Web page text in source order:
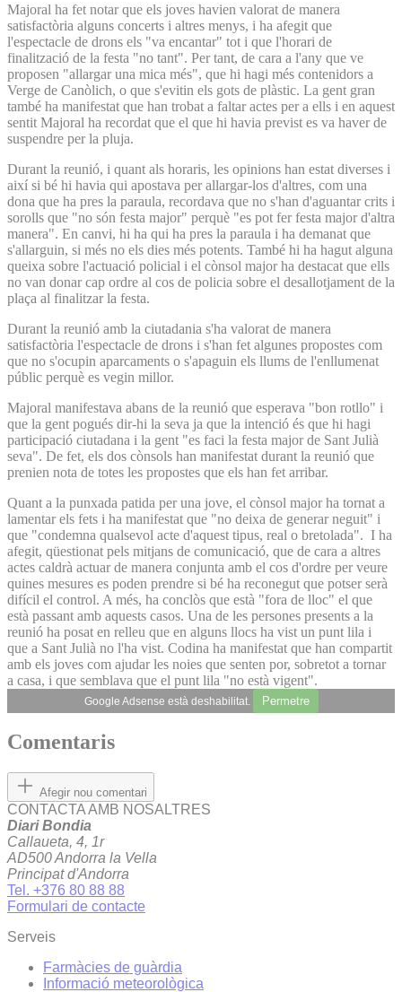
Majoral ha fet notar que els joves havien valorat de manera
satisfactòria alguns concerts i altres menys, i ha afegit que
l'espectacle de drons els "va encantar" tot i que l'horari de
finalització de la festa "no tant". Per tant, de cara a l'any que ve
proposen "allargar una mica més", que hi hagi més contenidors a
Verge de Canòlich, o que s'evitin els gots de plàstic. La gent gran
també ha manifestat que han trobat a faltar actes per a ells i en aquest
sentit Majoral ha recordat que el que hi havia previst es va haver de
suspendre per la pluja.
Durant la reunió, i quant als horaris, les opinions han estat diverses i
així si bé hi havia qui apostava per allargar-los d'altres, com una
dona que ha pres la paraula, recordava que no s'han d'aguantar crits i
sorolls que "no són festa major" perquè "es pot fer festa major d'altra
manera". En canvi, hi ha qui ha pres la paraula i ha demanat que
s'allarguin, si més no els dies més potents. També hi ha hagut alguna
queixa sobre l'actuació policial i el cònsol major ha destacat que ells
no van donar cap ordre al cos de policia sobre el desallotjament de la
plaça al finalitzar la festa.
Durant la reunió amb la ciutadania s'ha valorat de manera
satisfactòria l'espectacle de drons i s'han fet algunes propostes com
que no s'ocupin aparcaments o s'apaguin els llums de l'enllumenat
públic perquè es vegin millor.
Majoral manifestava abans de la reunió que esperava "bon rotllo" i
que la gent pogués dir-hi la seva ja que la intenció és que hi hagi
participació ciutadana i la gent "es faci la festa major de Sant Julià
seva". De fet, els dos cònsols han manifestat durant la reunió que
prenien nota de totes les propostes que els han fet arribar.
Quant a la punxada patida per una jove, el cònsol major ha tornat a
lamentar els fets i ha manifestat que "no deixa de generar neguit" i
que "condemna qualsevol acte d'aquest tipus, real o bretolada". I ha
afegit, qüestionat pels mitjans de comunicació, que de cara a altres
actes caldrà actuar de manera conjunta amb el cos d'ordre per veure
quines mesures es poden prendre si bé ha reconegut que potser serà
difícil el control. A més, ha conclòs que està "fora de lloc" el que
està passant amb aquests casos. Una de les persones presents a la
reunió ha posat en relleu que en alguns llocs ha vist un punt lila i
que a Sant Julià no l'ha vist. Codina ha manifestat que han compartit
amb els joves com ajudar les noies que senten por, sobretot a tornar
a casa, i que semblava que el punt lila "no està vigent".
Google Adsense està deshabilitat. Permetre
Comentaris
Afegir nou comentari
CONTACTA AMB NOSALTRES
Diari Bondia
Callaueta, 4, 1r
AD500 Andorra la Vella
Principat d'Andorra
Tel. +376 80 88 88
Formulari de contacte
Serveis
Farmàcies de guàrdia
Informació meteorològica